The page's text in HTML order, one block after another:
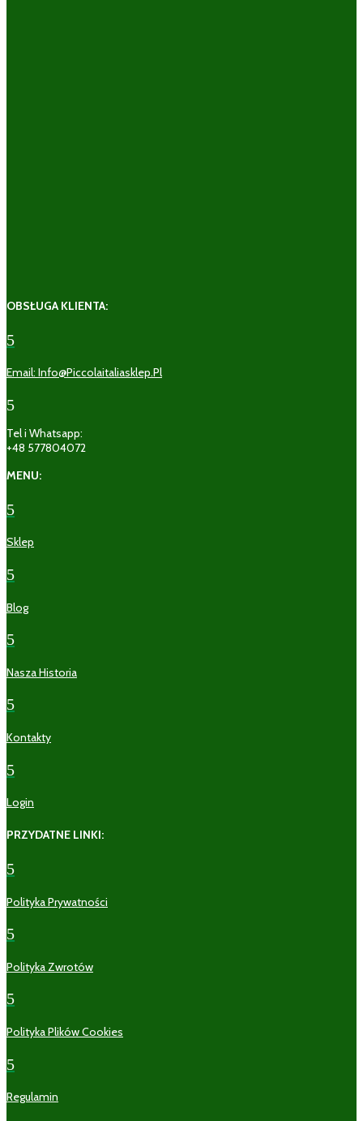
OBSŁUGA KLIENTA:
5
Email: Info@piccolaitaliasklep.pl
5
Tel i Whatsapp:
+48 577804072
MENU:
5
Sklep
5
Blog
5
Nasza Historia
5
Kontakty
5
Login
PRZYDATNE LINKI:
5
Polityka Prywatności
5
Polityka Zwrotów
5
Polityka Plików Cookies
5
Regulamin